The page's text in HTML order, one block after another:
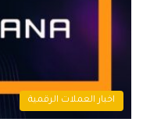
اخبار العملات الرقمية